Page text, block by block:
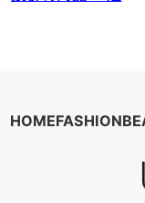
HOMEFASHION